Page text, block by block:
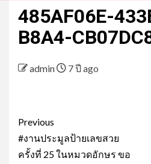
485AF06E-
B8A4-
admin 7 ปี ago
Post
navigation
Previous
#งานประมูลป้ายเลขสวย
ครั้งที่ 25 ในหมวดอักษร ขอ